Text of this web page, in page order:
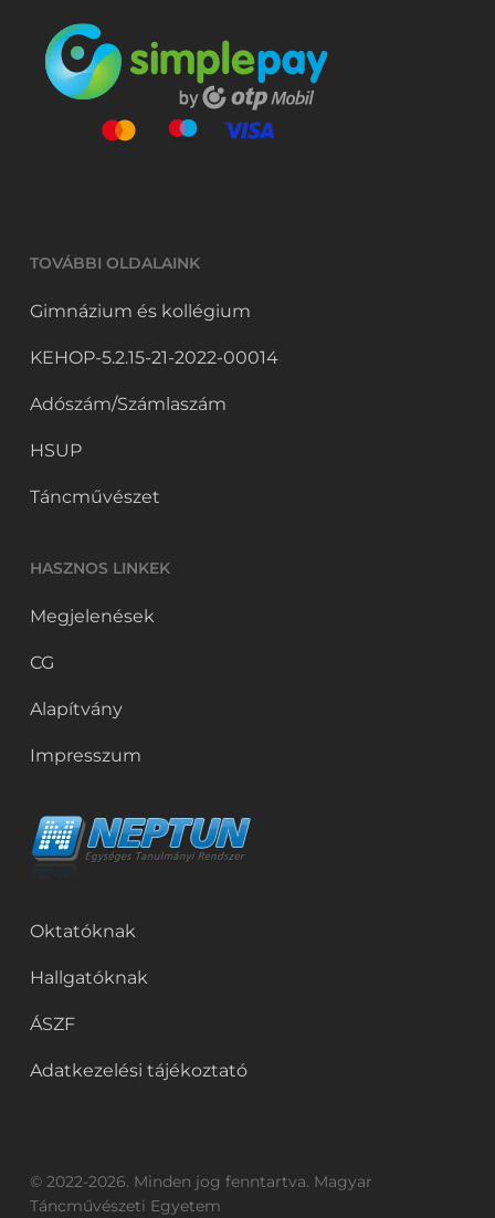
TOVÁBBI OLDALAINK
Gimnázium és kollégium
KEHOP-5.2.15-21-2022-00014
Adószám/Számlaszám
HSUP
Táncművészet
HASZNOS LINKEK
Megjelenések
CG
Alapítvány
Impresszum
Oktatóknak
Hallgatóknak
ÁSZF
Adatkezelési tájékoztató
© 2022-2026. Minden jog fenntartva. Magyar
Táncművészeti Egyetem